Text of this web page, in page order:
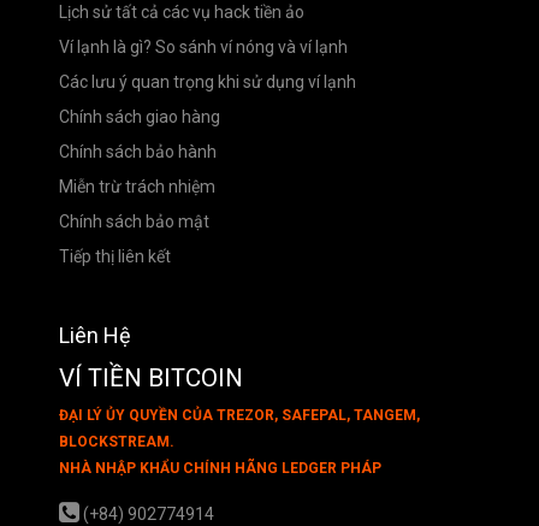
Lịch sử tất cả các vụ hack tiền ảo
Ví lạnh là gì? So sánh ví nóng và ví lạnh
Các lưu ý quan trọng khi sử dụng ví lạnh
Chính sách giao hàng
Chính sách bảo hành
Miễn trừ trách nhiệm
Chính sách bảo mật
Tiếp thị liên kết
Liên Hệ
VÍ TIỀN BITCOIN
ĐẠI LÝ ỦY QUYỀN CỦA TREZOR, SAFEPAL, TANGEM,
BLOCKSTREAM.
NHÀ NHẬP KHẨU CHÍNH HÃNG LEDGER PHÁP
(+84) 902774914